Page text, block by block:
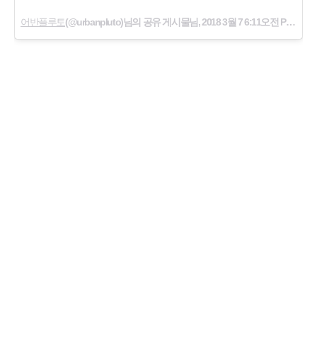
어반플루토(@urbanpluto)님의 공유 게시물님,2018 3월 7 6:11오전 PST